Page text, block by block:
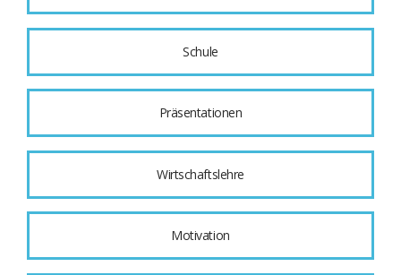
Schule
Präsentationen
Wirtschaftslehre
Motivation